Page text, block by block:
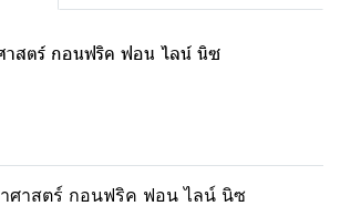
าสตร์ กอนฟริค ฟอน ไลน์ นิซ
ศาสตร์ กอนฟริค ฟอน ไลน์ นิซ